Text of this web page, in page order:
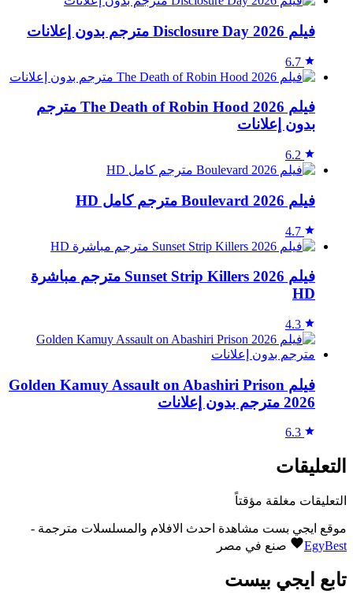
فيلم Disclosure Day 2026 مترجم بدون إعلانات
6.7
فيلم The Death of Robin Hood 2026 مترجم
بدون إعلانات
6.2
فيلم Boulevard 2026 مترجم كامل HD
4.7
فيلم Sunset Strip Killers 2026 مترجم مباشرة
HD
4.3
فيلم Golden Kamuy Assault on Abashiri Prison
2026 مترجم بدون إعلانات
6.3
التعليقات
التعليقات مغلقة مؤقتاً
موقع ايجي بست مشاهدة احدث الافلام والمسلسلات مترجمة -
EgyBest
صنع في مصر
تابع ايجي بيست